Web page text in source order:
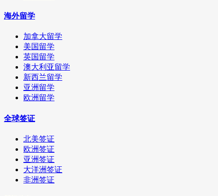
海外留学
加拿大留学
美国留学
英国留学
澳大利亚留学
新西兰留学
亚洲留学
欧洲留学
全球签证
北美签证
欧洲签证
亚洲签证
大洋洲签证
非洲签证